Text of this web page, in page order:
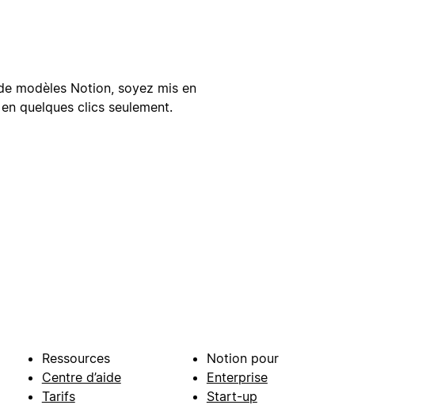
modèles Notion, soyez mis en
quelques clics seulement.
Ressources
Centre d’aide
Tarifs
Notion pour
Enterprise
Start-up